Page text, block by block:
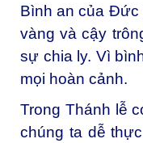
Bình an của Ðức
vàng và cậy
sự chia ly. Vì
mọi hoàn cảnh.
Trong Thánh lễ
chúng ta dễ